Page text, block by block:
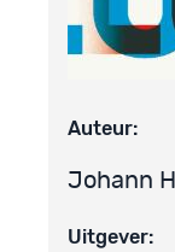
Auteur:
Johann
Uitgever: